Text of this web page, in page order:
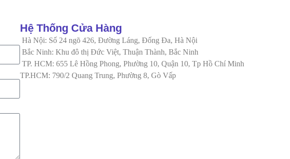
Hệ Thống Cửa Hàng
Hà Nội: Số 24 ngõ 426, Đường Láng, Đống Đa, Hà Nội
Bắc Ninh: Khu đô thị Đức Việt, Thuận Thành, Bắc Ninh
TP. HCM: 655 Lê Hồng Phong, Phường 10, Quận 10, Tp Hồ Chí Minh
TP.HCM: 790/2 Quang Trung, Phường 8, Gò Vấp